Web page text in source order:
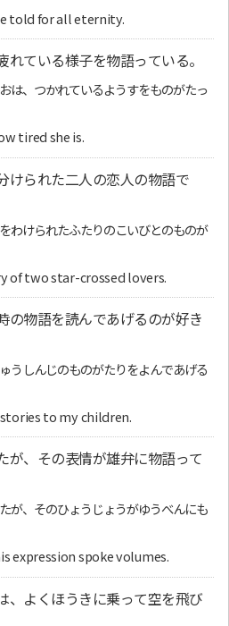
told for all eternity.
ている様子を物語っている。
は、つかれているようすをものがたっ
tired she is.
けられた二人の恋人の物語で
わけられたふたりのこいびとのものが
of two star-crossed lovers.
の物語を読んであげるのが好き
うしんじのものがたりをよんであげる
to my children.
が、その表情が雄弁に物語って
が、そのひょうじょうがゆうべんにも
expression spoke volumes.
、よくほうきに乗って空を飛び